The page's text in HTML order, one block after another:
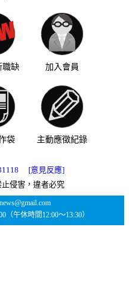
職缺 加入會員
袋 主動應徵紀錄
[意見反應]
侵害，違者必究
（午休時間12:00～13:30）